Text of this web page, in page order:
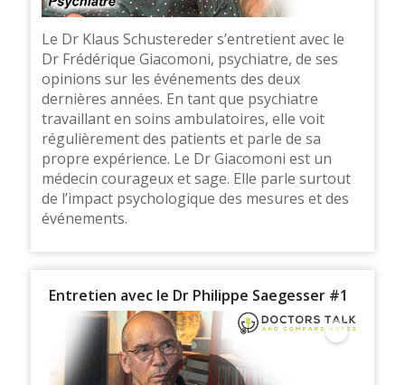
Le Dr Klaus Schustereder s’entretient avec le
Dr Frédérique Giacomoni, psychiatre, de ses
opinions sur les événements des deux
dernières années. En tant que psychiatre
travaillant en soins ambulatoires, elle voit
régulièrement des patients et parle de sa
propre expérience. Le Dr Giacomoni est un
médecin courageux et sage. Elle parle surtout
de l’impact psychologique des mesures et des
événements.
Entretien avec le Dr Philippe Saegesser #1